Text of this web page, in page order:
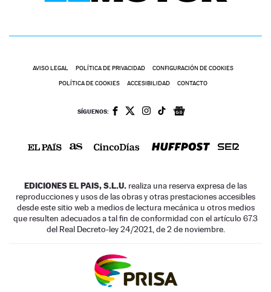
AVISO LEGAL POLÍTICA DE PRIVACIDAD CONFIGURACIÓN DE COOKIES
POLÍTICA DE COOKIES ACCESIBILIDAD CONTACTO
SÍGUENOS:
EDICIONES EL PAIS, S.L.U. realiza una reserva expresa de las
reproducciones y usos de las obras y otras prestaciones accesibles
desde este sitio web a medios de lectura mecánica u otros medios
que resulten adecuados a tal fin de conformidad con el artículo 67.3
del Real Decreto-ley 24/2021, de 2 de noviembre.